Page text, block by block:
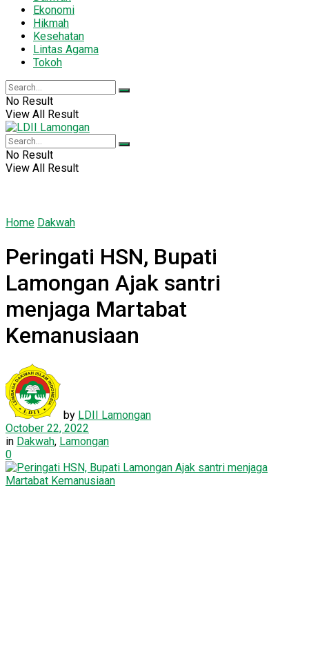
Ekonomi
Hikmah
Kesehatan
Lintas Agama
Tokoh
No Result
View All Result
No Result
View All Result
Home Dakwah
Peringati HSN, Bupati
Lamongan Ajak santri
menjaga Martabat
Kemanusiaan
by LDII Lamongan
October 22, 2022
in Dakwah, Lamongan
0